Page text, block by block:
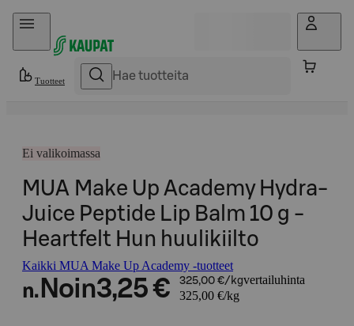
Hyppää sisältöön
Tuotteet
Ei valikoimassa
MUA Make Up Academy Hydra-
Juice Peptide Lip Balm 10 g -
Heartfelt Hun huulikiilto
Kaikki MUA Make Up Academy -tuotteet
n. Noin3,25 € 325,00 €/kgvertailuhinta
325,00 €/kg